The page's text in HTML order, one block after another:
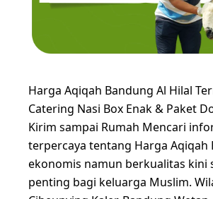
Harga Aqiqah Bandung Al Hilal
Catering Nasi Box Enak & Paket
Kirim sampai Rumah Mencari
terpercaya tentang Harga Aqiqah
ekonomis namun berkualitas kini
penting bagi keluarga Muslim.